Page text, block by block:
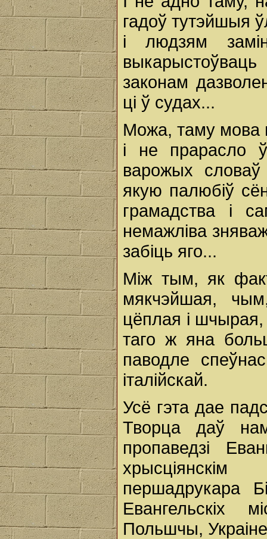
гадоў тутэйшыя
і людзям
законам
ці ў судах...
Можа, таму мова
і не прарасло
варожых словаў
якую палюбіў
грамадства і
немажліва
забіць яго...
Між тым, як
мякчэйшая,
цёплая і
таго ж яна
паводле
італійскай.
Усё гэта дае
Творца даў
пропаведзі
першадрукара
Евангельскіх
Польшчы,